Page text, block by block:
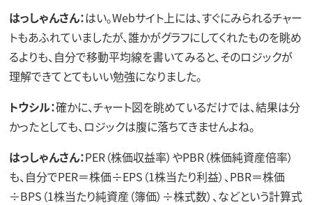
はっしゃんさん：はい。Webサイト上には、すぐにみられるチャー
トもあふれていましたが、誰かがグラフにしてくれたものを眺め
るよりも、自分で移動平均線を書いてみると、そのロジックが
理解できてとてもいい勉強になりました。
トウシル：確かに、チャート図を眺めているだけでは、結果は分
かったとしても、ロジックは腹に落ちてきませんよね。
はっしゃんさん：PER（株価収益率）やPBR（株価純資産倍率）
も、自分でPER＝株価÷EPS（1株当たり利益）、PBR＝株価
÷BPS（1株当たり純資産（簿価）÷株式数）、などという計算式